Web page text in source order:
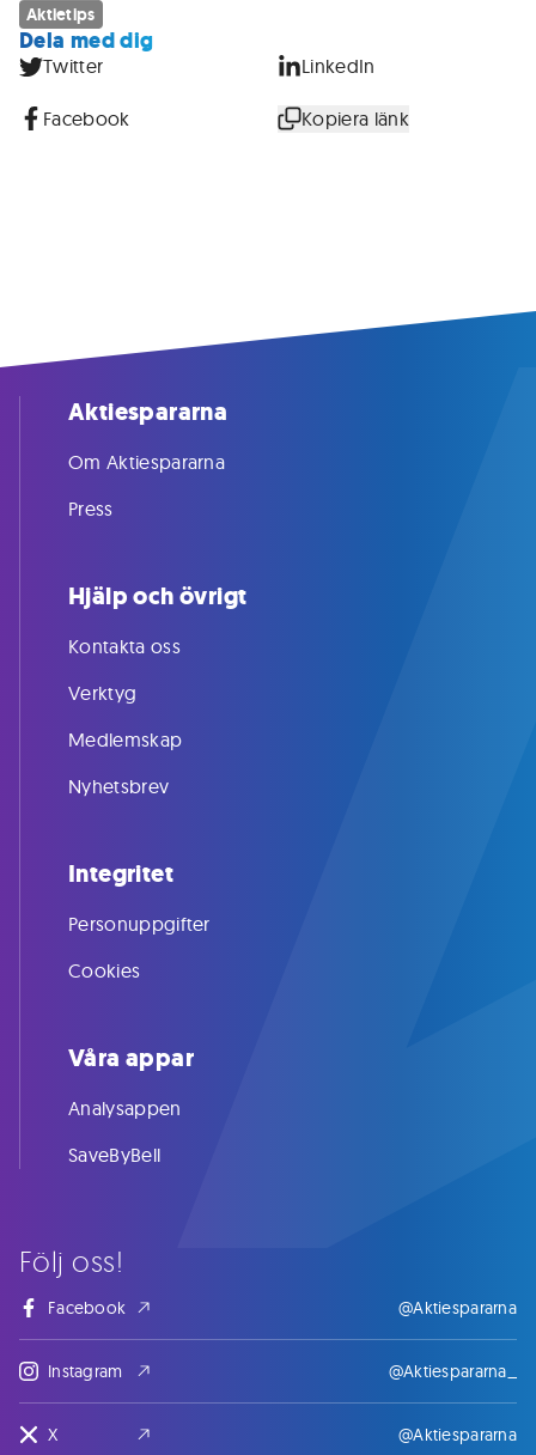
Aktietips
Dela med dig
Twitter LinkedIn
Facebook Kopiera länk
Följ oss!
Facebook @Aktiespararna
Instagram @Aktiespararna_
X @Aktiespararna
Aktiespararna
Om Aktiespararna
Press
Hjälp och övrigt
Kontakta oss
Verktyg
Medlemskap
Nyhetsbrev
Integritet
Personuppgifter
Cookies
Våra appar
Analysappen
SaveByBell